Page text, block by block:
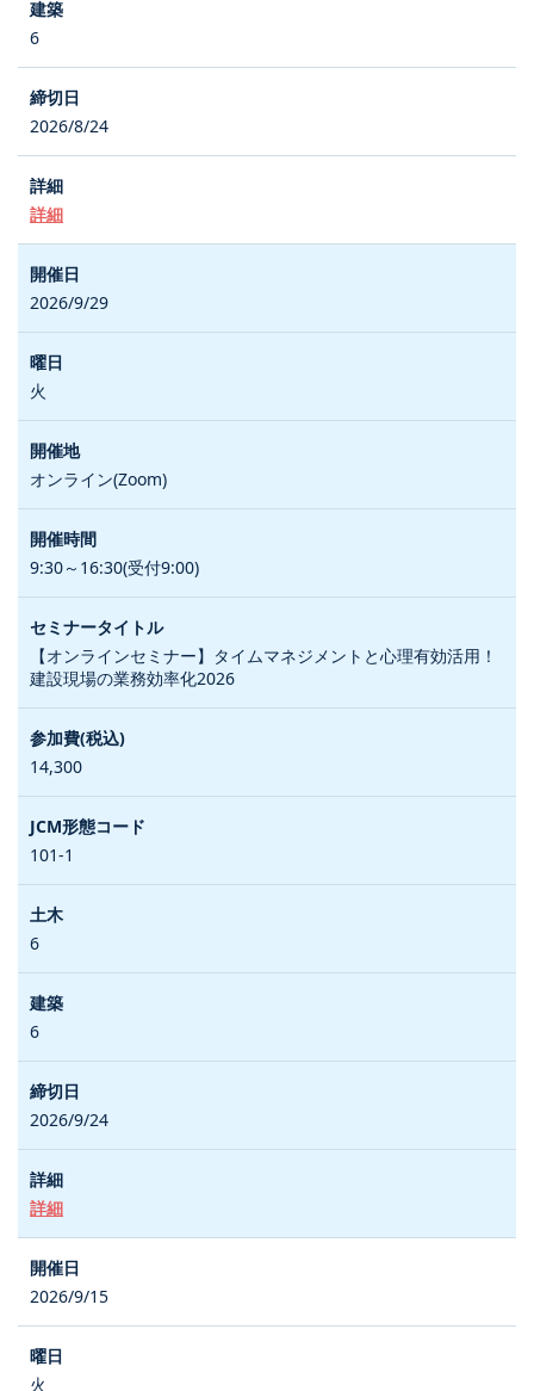
6
2026/8/24
詳細
2026/9/29
火
オンライン(Zoom)
9:30～16:30(受付9:00)
【オンラインセミナー】タイムマネジメントと心理有効活用！
建設現場の業務効率化2026
14,300
101-1
6
6
2026/9/24
詳細
2026/9/15
火